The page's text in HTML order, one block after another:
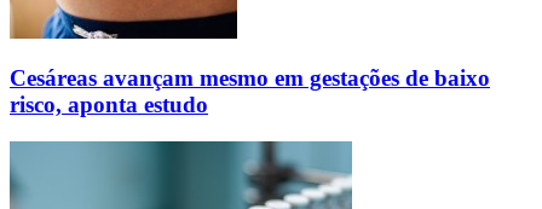
Cesáreas avançam mesmo em gestações de baixo
risco, aponta estudo